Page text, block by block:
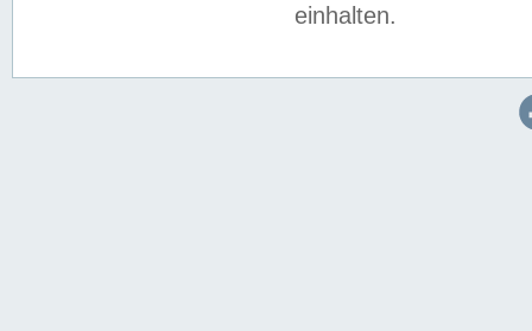
einhalten.